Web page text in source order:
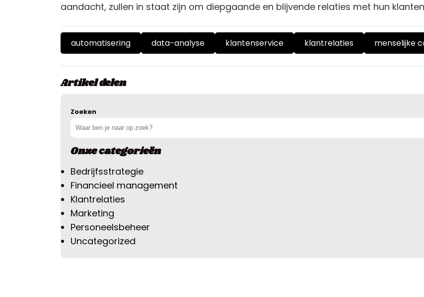
aandacht, zullen in staat zijn om diepgaande en blijvende relaties met hun
automatisering data-analyse klantenservice klantrelaties menselijke
Artikel delen
Zoeken
Onze categorieën
Bedrijfsstrategie
Financieel management
Klantrelaties
Marketing
Personeelsbeheer
Uncategorized